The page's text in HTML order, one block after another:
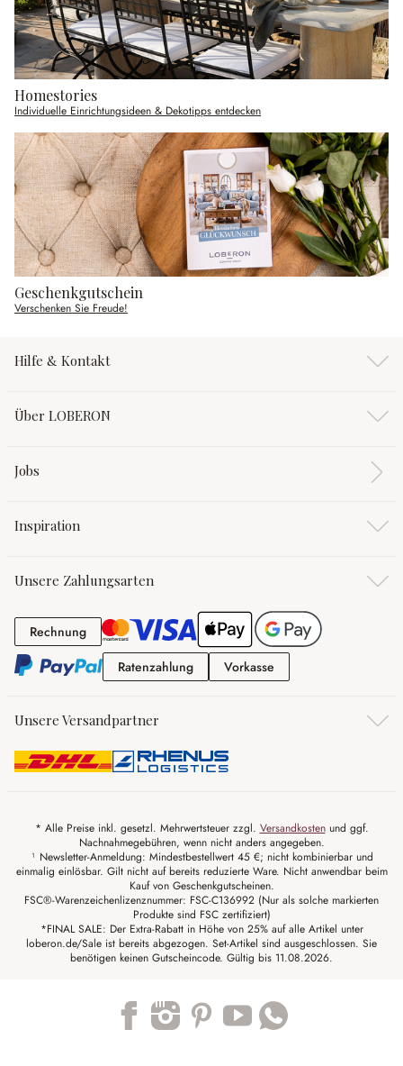
Homestories
Individuelle Einrichtungsideen & Dekotipps entdecken
Geschenkgutschein
Verschenken Sie Freude!
Hilfe & Kontakt
Über LOBERON
Jobs
Inspiration
Unsere Zahlungsarten
RechnungRechnung
RatenzahlungRatenzahlung
Vorkasse
Unsere Versandpartner
* Alle Preise inkl. gesetzl. Mehrwertsteuer zzgl. Versandkostenund ggf.
Nachnahmegebühren, wenn nicht anders angegeben.
¹ Newsletter-Anmeldung: Mindestbestellwert 45 €; nicht kombinierbar und
einmalig einlösbar. Gilt nicht auf bereits reduzierte Ware. Nicht anwendbar beim
Kauf von Geschenkgutscheinen.
FSC®-Warenzeichenlizenznummer: FSC-C136992 (Nur als solche markierten
Produkte sind FSC zertifiziert)
*FINAL SALE: Der Extra-Rabatt in Höhe von 25% auf alle Artikel unter
loberon.de/Sale ist bereits abgezogen. Set-Artikel sind ausgeschlossen. Sie
benötigen keinen Gutscheincode. Gültig bis 11.08.2026.